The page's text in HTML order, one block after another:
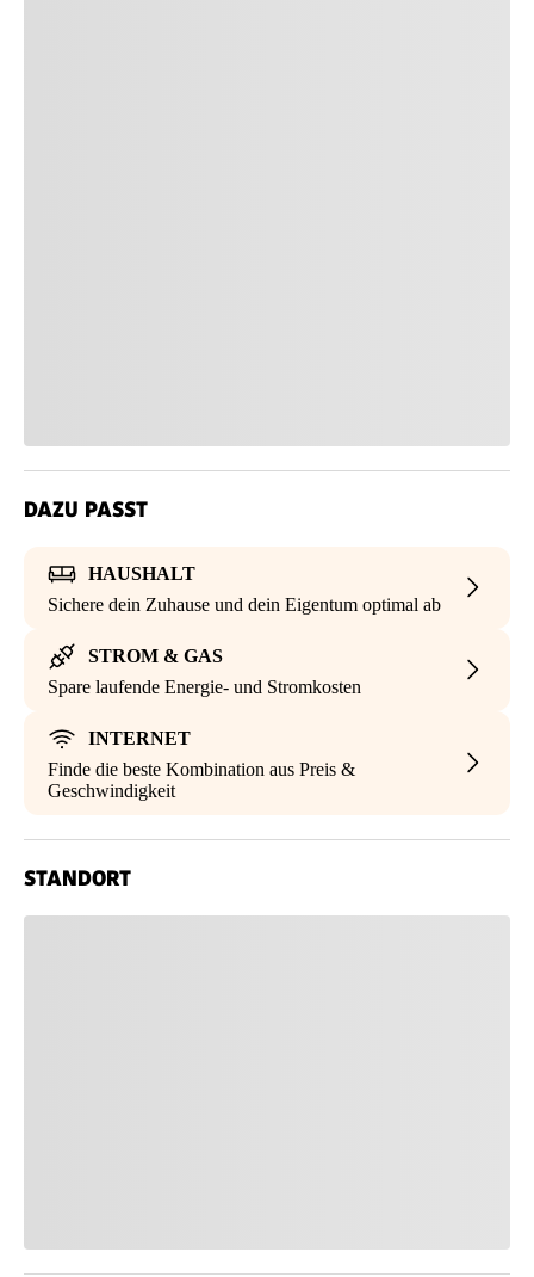
DAZU PASST
HAUSHALT
Sichere dein Zuhause und dein Eigentum optimal ab
STROM & GAS
Spare laufende Energie- und Stromkosten
INTERNET
Finde die beste Kombination aus Preis &
Geschwindigkeit
STANDORT